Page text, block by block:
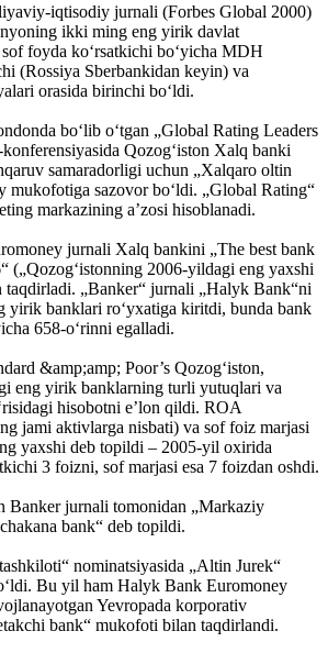
iqtisodiy jurnali (Forbes Global 2000)
ikki ming eng yirik davlat
foyda koʻrsatkichi boʻyicha MDH
(Rossiya Sberbankidan keyin) va
orasida birinchi boʻldi.
boʻlib oʻtgan „Global Rating Leaders
Qozogʻiston Xalq banki
samaradorligi uchun „Xalqaro oltin
mukofotiga sazovor boʻldi. „Global Rating“
markazining aʼzosi hisoblanadi.
jurnali Xalq bankini „The best bank
(„Qozogʻistonning 2006-yildagi eng yaxshi
„Banker“ jurnali „Halyk Bank“ni
yirik banklari roʻyxatiga kiritdi, bunda bank
658-oʻrinni egalladi.
&amp;amp; Poor’s Qozogʻiston,
eng yirik banklarning turli yutuqlari va
hisobotni eʼlon qildi. ROA
jami aktivlarga nisbati) va sof foiz marjasi
yaxshi deb topildi – 2005-yil oxirida
3 foizni, sof marjasi esa 7 foizdan oshdi.
Banker jurnali tomonidan „Markaziy
bank“ deb topildi.
nominatsiyasida „Altin Jurek“
Bu yil ham Halyk Bank Euromoney
Yevropada korporativ
bank“ mukofoti bilan taqdirlandi.